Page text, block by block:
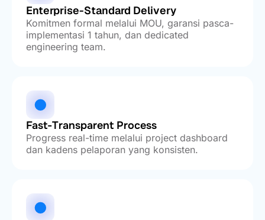
Enterprise-Standard Delivery
Komitmen formal melalui MOU, garansi pasca-
implementasi 1 tahun, dan dedicated
engineering team.
Fast-Transparent Process
Progress real-time melalui project dashboard
dan kadens pelaporan yang konsisten.